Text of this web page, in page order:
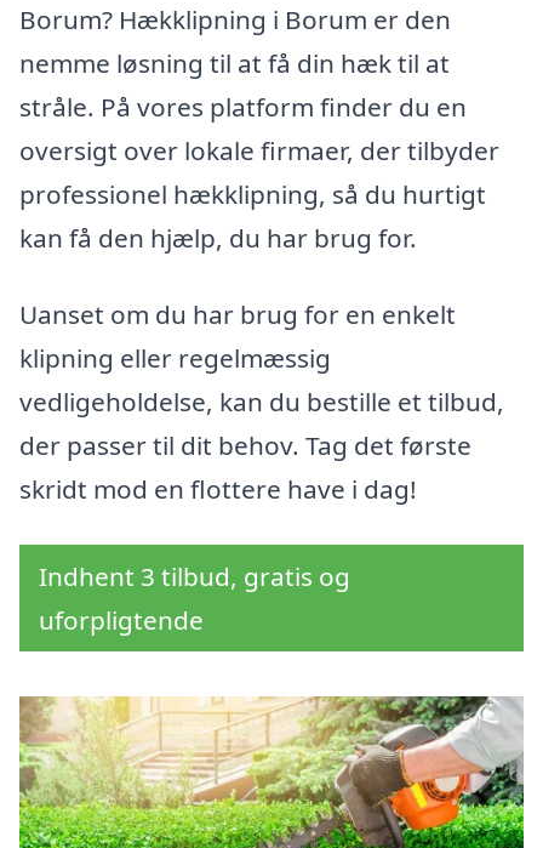
Borum? Hækklipning i Borum er den
nemme løsning til at få din hæk til at
stråle. På vores platform finder du en
oversigt over lokale firmaer, der tilbyder
professionel hækklipning, så du hurtigt
kan få den hjælp, du har brug for.
Uanset om du har brug for en enkelt
klipning eller regelmæssig
vedligeholdelse, kan du bestille et tilbud,
der passer til dit behov. Tag det første
skridt mod en flottere have i dag!
Indhent 3 tilbud, gratis og
uforpligtende